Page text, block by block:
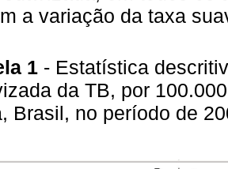
a variação da taxa
1 - Estatística
da TB, por
Brasil, no período de